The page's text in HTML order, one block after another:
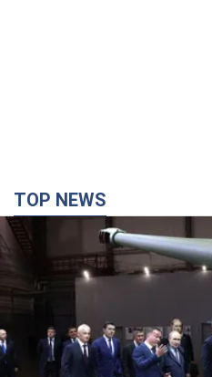
небезпечна, наголосив експерт
5 часов назад
Україна має
поставку ракет до
розкрив подробиці
Київ також веде активні
партнерами